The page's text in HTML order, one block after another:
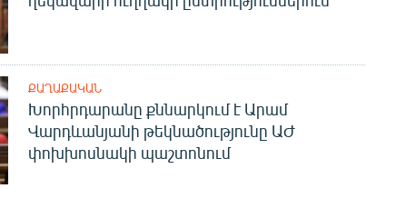
ՔԱՂԱՔԱԿԱՆ
Խորհրդարանը քննարկում է Արամ
Վարդևանյանի թեկնածությունը ԱԺ
փոխխոսնակի պաշտոնում